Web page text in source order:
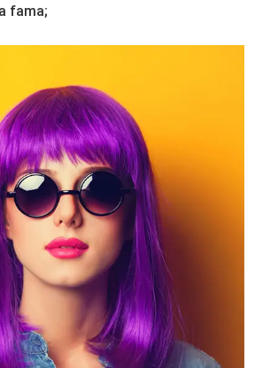
fama;